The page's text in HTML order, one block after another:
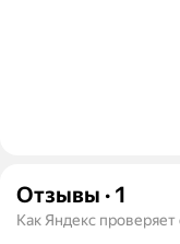
Отзывы · 1
Как Яндекс